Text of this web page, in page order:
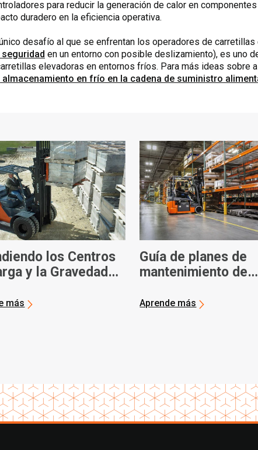
para reducir la generación de calor en
duradero en la eficiencia operativa.
desafío al que se enfrentan los operadores de
en un entorno con posible deslizamiento), es uno
elevadoras en entornos fríos. Para más ideas sobre
almacenamiento en frío en la cadena de suministro
los Centros
y la Gravedad
Montacargas
más
Guía de planes de
mantenimiento de
Aprende más